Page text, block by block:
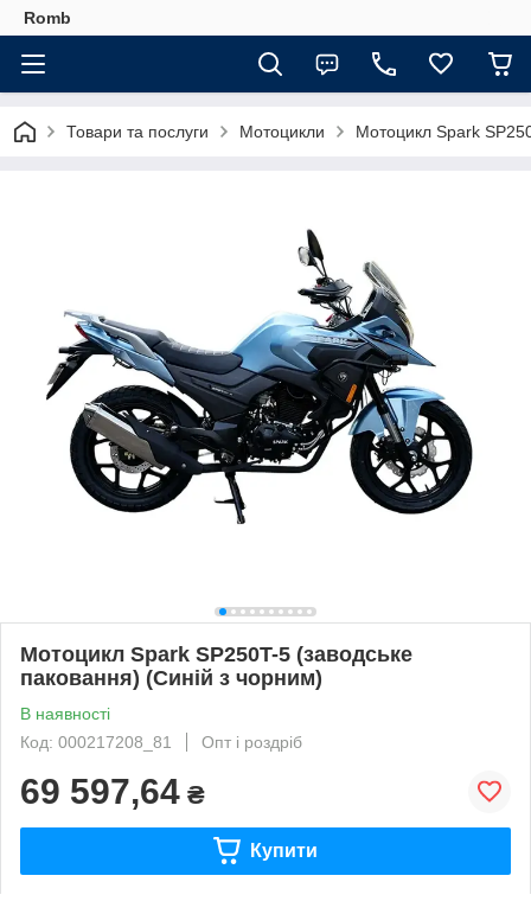
Romb
Товари та послуги Мотоцикли Мотоцикл Spark
Мотоцикл Spark SP250T-5 (заводське
паковання) (Синій з чорним)
В наявності
Код: 000217208_81
Опт і роздріб
69 597,64 ₴
Купити